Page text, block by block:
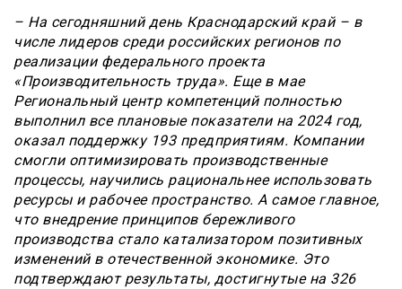
– На сегодняшний день Краснодарский край – в
числе лидеров среди российских регионов по
реализации федерального проекта
«Производительность труда». Еще в мае
Региональный центр компетенций полностью
выполнил все плановые показатели на 2024 год,
оказал поддержку 193 предприятиям. Компании
смогли оптимизировать производственные
процессы, научились рациональнее использовать
ресурсы и рабочее пространство. А самое главное,
что внедрение принципов бережливого
производства стало катализатором позитивных
изменений в отечественной экономике. Это
подтверждают результаты, достигнутые на 326